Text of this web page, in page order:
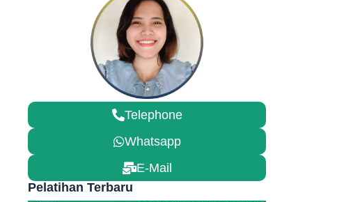
Telephone
Whatsapp
E-Mail
Pelatihan Terbaru